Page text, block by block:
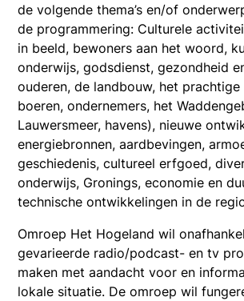
de volgende thema’s en/of
de programmering: Culturele
in beeld, bewoners aan het woord,
onderwijs, godsdienst, gezondheid
ouderen, de landbouw, het prachtige
boeren, ondernemers, het
Lauwersmeer, havens), nieuwe
energiebronnen, aardbevingen,
geschiedenis, cultureel erfgoed,
onderwijs, Gronings, economie en
technische ontwikkelingen in de
Omroep Het Hogeland wil
gevarieerde radio/podcast- en tv
maken met aandacht voor en
lokale situatie. De omroep wil